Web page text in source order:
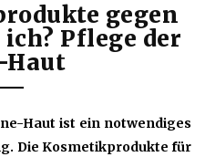
gegen
Pflege der
Haut
Haut ist ein notwendiges
Die Kosmetikprodukte für